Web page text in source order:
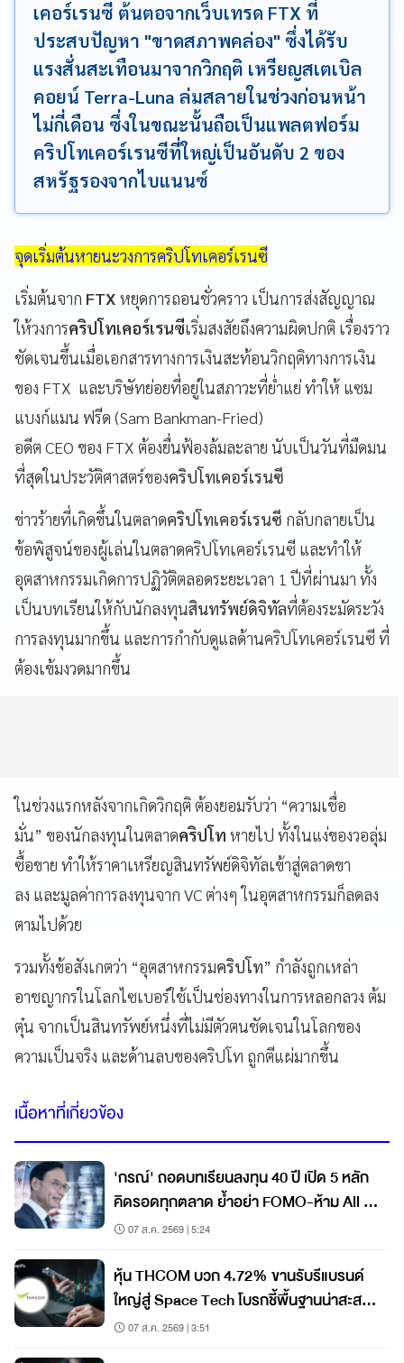
เคอร์เรนซี ต้นตอจากเว็บเทรด FTX ที่
ประสบปัญหา "ขาดสภาพคล่อง" ซึ่งได้รับ
แรงสั่นสะเทือนมาจากวิกฤติ เหรียญสเตเบิล
คอยน์ Terra-Luna ล่มสลายในช่วงก่อนหน้า
ไม่กี่เดือน ซึ่งในขณะนั้นถือเป็นแพลตฟอร์ม
คริปโทเคอร์เรนซีที่ใหญ่เป็นอันดับ 2 ของ
สหรัฐรองจากไบแนนซ์
จุดเริ่มต้นหายนะวงการคริปโทเคอร์เรนซี
เริ่มต้นจาก FTX หยุดการถอนชั่วคราว เป็นการส่งสัญญาณ
ให้วงการคริปโทเคอร์เรนซีเริ่มสงสัยถึงความผิดปกติ เรื่องราว
ชัดเจนขึ้นเมื่อเอกสารทางการเงินสะท้อนวิกฤติทางการเงิน
ของ FTX และบริษัทย่อยที่อยู่ในสภาวะที่ย่ำแย่ ทำให้ แซม
แบงก์แมน ฟรีด (Sam Bankman-Fried)
อดีต CEO ของ FTX ต้องยื่นฟ้องล้มละลาย นับเป็นวันที่มืดมน
ที่สุดในประวัติศาสตร์ของคริปโทเคอร์เรนซี
ข่าวร้ายที่เกิดขึ้นในตลาดคริปโทเคอร์เรนซี กลับกลายเป็น
ข้อพิสูจน์ของผู้เล่นในตลาดคริปโทเคอร์เรนซี และทำให้
อุตสาหกรรมเกิดการปฏิวัติตลอดระยะเวลา 1 ปีที่ผ่านมา ทั้ง
เป็นบทเรียนให้กับนักลงทุนสินทรัพย์ดิจิทัลที่ต้องระมัดระวัง
การลงทุนมากขึ้น และการกำกับดูแลด้านคริปโทเคอร์เรนซี ที่
ต้องเข้มงวดมากขึ้น
ในช่วงแรกหลังจากเกิดวิกฤติ ต้องยอมรับว่า “ความเชื่อ
มั่น” ของนักลงทุนในตลาดคริปโท หายไป ทั้งในแง่ของวอลุ่ม
ซื้อขาย ทำให้ราคาเหรียญสินทรัพย์ดิจิทัลเข้าสู่ตลาดขา
ลง และมูลค่าการลงทุนจาก VC ต่างๆ ในอุตสาหกรรมก็ลดลง
ตามไปด้วย
รวมทั้งข้อสังเกตว่า “อุตสาหกรรมคริปโท” กำลังถูกเหล่า
อาชญากรในโลกไซเบอร์ใช้เป็นช่องทางในการหลอกลวง ต้ม
ตุ๋น จากเป็นสินทรัพย์หนึ่งที่ไม่มีตัวตนชัดเจนในโลกของ
ความเป็นจริง และด้านลบของคริปโท ถูกตีแผ่มากขึ้น
เนื้อหาที่เกี่ยวข้อง
'กรณ์' ถอดบทเรียนลงทุน 40 ปี เปิด 5 หลัก
คิดรอดทุกตลาด ย้ำอย่า FOMO-ห้าม All In
วินัยคือกุญแจสร้างมั่งคั่ง
07 ส.ค. 2569 | 5:24
หุ้น THCOM บวก 4.72% ขานรับรีแบรนด์
ใหญ่สู่ Space Tech โบรกชี้พื้นฐานน่าสะสม
ราคายังมีอัพไซด์
07 ส.ค. 2569 | 3:51